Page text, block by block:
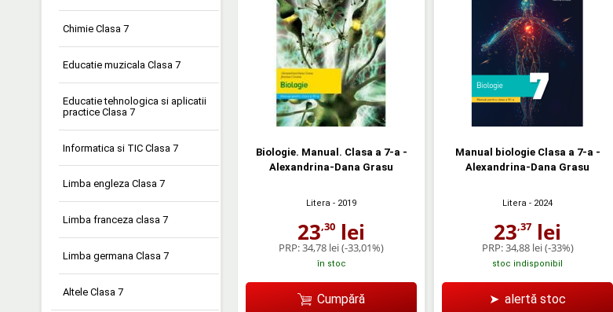
Chimie Clasa 7
Educatie muzicala Clasa 7
Educatie tehnologica si aplicatii
practice Clasa 7
Informatica si TIC Clasa 7
Limba engleza Clasa 7
Limba franceza clasa 7
Limba germana Clasa 7
Altele Clasa 7
Biologie. Manual. Clasa a 7-a -
Alexandrina-Dana Grasu
Litera - 2019
23,30 lei
PRP:34,78 lei(-33,01%)
în stoc
Cumpără
Manual biologie Clasa a 7-a -
Alexandrina-Dana Grasu
Litera - 2024
23,37 lei
PRP:34,88 lei(-33%)
stoc indisponibil
➤ alertă stoc